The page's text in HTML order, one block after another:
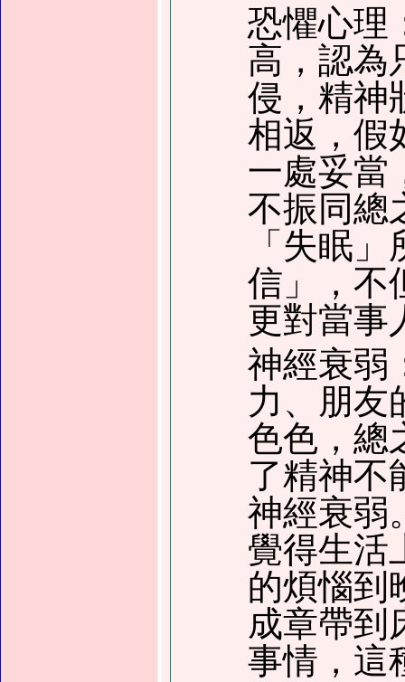
恐懼心理
高，認為
侵，精神
相返，假
一處妥當
不振同總
「失眠
信」，不
更對當事
神經衰弱
力、朋友
色色，總
了精神不
神經衰弱
覺得生活
的煩惱到
成章帶到
事情，這